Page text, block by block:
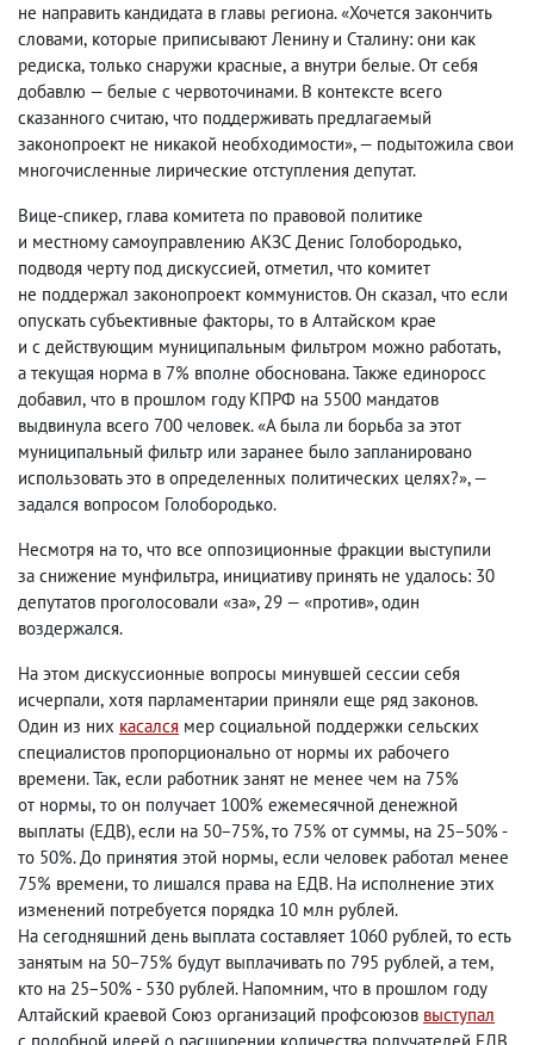
не направить кандидата в главы региона. «Хочется закончить
словами, которые приписывают Ленину и Сталину: они как
редиска, только снаружи красные, а внутри белые. От себя
добавлю — белые с червоточинами. В контексте всего
сказанного считаю, что поддерживать предлагаемый
законопроект не никакой необходимости», — подытожила свои
многочисленные лирические отступления депутат.
Вице-спикер, глава комитета по правовой политике
и местному самоуправлению АКЗС Денис Голобородько,
подводя черту под дискуссией, отметил, что комитет
не поддержал законопроект коммунистов. Он сказал, что если
опускать субъективные факторы, то в Алтайском крае
и с действующим муниципальным фильтром можно работать,
а текущая норма в 7% вполне обоснована. Также единоросс
добавил, что в прошлом году КПРФ на 5500 мандатов
выдвинула всего 700 человек. «А была ли борьба за этот
муниципальный фильтр или заранее было запланировано
использовать это в определенных политических целях?», —
задался вопросом Голобородько.
Несмотря на то, что все оппозиционные фракции выступили
за снижение мунфильтра, инициативу принять не удалось: 30
депутатов проголосовали «за», 29 — «против», один
воздержался.
На этом дискуссионные вопросы минувшей сессии себя
исчерпали, хотя парламентарии приняли еще ряд законов.
Один из них касался мер социальной поддержки сельских
специалистов пропорционально от нормы их рабочего
времени. Так, если работник занят не менее чем на 75%
от нормы, то он получает 100% ежемесячной денежной
выплаты (ЕДВ), если на 50−75%, то 75% от суммы, на 25−50% -
то 50%. До принятия этой нормы, если человек работал менее
75% времени, то лишался права на ЕДВ. На исполнение этих
изменений потребуется порядка 10 млн рублей.
На сегодняшний день выплата составляет 1060 рублей, то есть
занятым на 50−75% будут выплачивать по 795 рублей, а тем,
кто на 25−50% - 530 рублей. Напомним, что в прошлом году
Алтайский краевой Союз организаций профсоюзов выступал